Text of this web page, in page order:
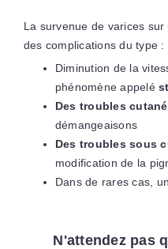
La survenue de varices
des complications du type :
Diminution de la
phénomène appelé
Des troubles
démangeaisons
Des troubles sous
modification de la
Dans de rares cas,
N'attendez pas